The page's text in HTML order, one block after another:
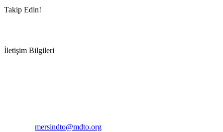
Takip Edin!
İletişim Bilgileri
mersindto@mdto.org